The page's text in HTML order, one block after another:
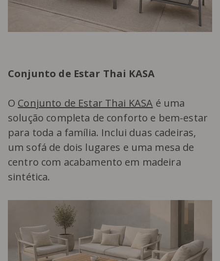
Conjunto de Estar Thai KASA
O Conjunto de Estar Thai KASA é uma
solução completa de conforto e bem-estar
para toda a família. Inclui duas cadeiras,
um sofá de dois lugares e uma mesa de
centro com acabamento em madeira
sintética.